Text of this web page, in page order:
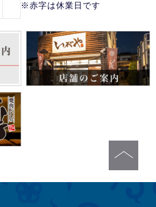
※赤字は休業日です